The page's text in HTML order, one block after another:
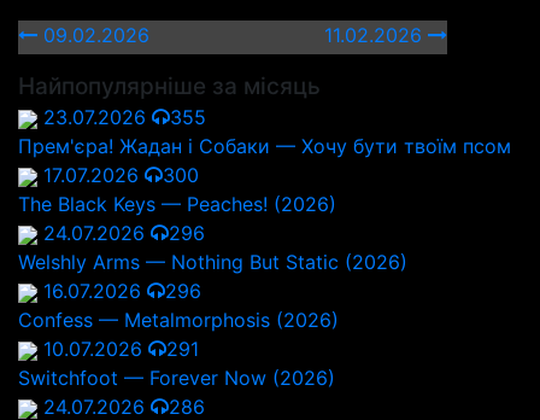
09.02.2026
11.02.2026
Найпопулярніше за місяць
23.07.2026
355
Прем'єра! Жадан і Собаки — Хочу бути твоїм псом
17.07.2026
300
The Black Keys — Peaches! (2026)
24.07.2026
296
Welshly Arms — Nothing But Static (2026)
16.07.2026
296
Confess — Metalmorphosis (2026)
10.07.2026
291
Switchfoot — Forever Now (2026)
24.07.2026
286